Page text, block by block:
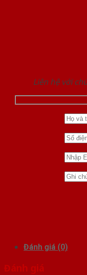
Liên hệ với
Đánh giá (0)
Đánh giá